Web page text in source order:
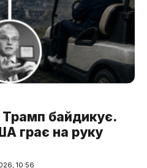
Трамп байдикує.
грає на руку
10:56